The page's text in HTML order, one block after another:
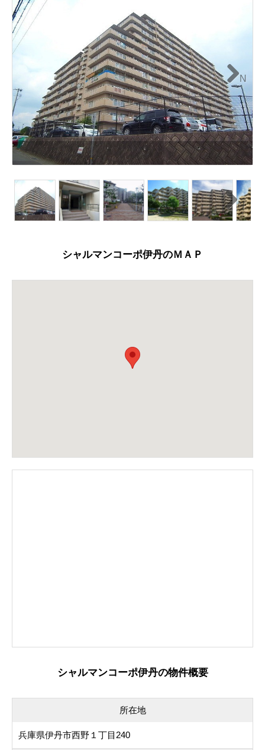
N
ext
N
ext
シャルマンコーポ伊丹のＭＡＰ
シャルマンコーポ伊丹の物件概要
所在地
兵庫県伊丹市西野１丁目240